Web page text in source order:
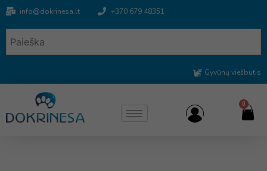
info@dokrinesa.lt +370 679 48351
Gyvūnų viešbutis
0